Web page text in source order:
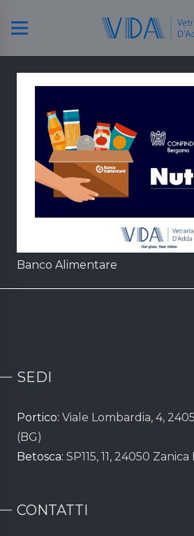
Banco Alimentare
SEDI
Portico: Viale Lombardia, 4,
(BG)
Betosca: SP115, 11, 24050 Zanica
CONTATTI